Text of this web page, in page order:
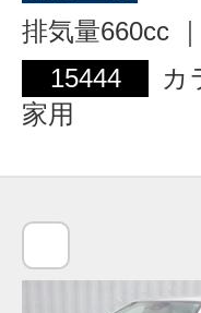
排気量660cc
15444
カ
家用